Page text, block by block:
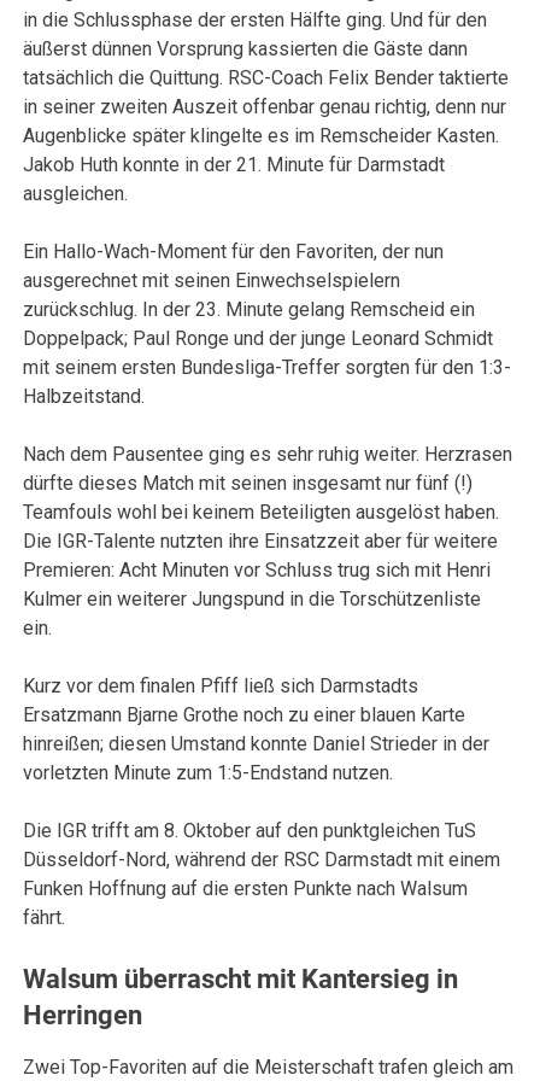
in die Schlussphase der ersten Hälfte ging. Und für den
äußerst dünnen Vorsprung kassierten die Gäste dann
tatsächlich die Quittung. RSC-Coach Felix Bender taktierte
in seiner zweiten Auszeit offenbar genau richtig, denn nur
Augenblicke später klingelte es im Remscheider Kasten.
Jakob Huth konnte in der 21. Minute für Darmstadt
ausgleichen.
Ein Hallo-Wach-Moment für den Favoriten, der nun
ausgerechnet mit seinen Einwechselspielern
zurückschlug. In der 23. Minute gelang Remscheid ein
Doppelpack; Paul Ronge und der junge Leonard Schmidt
mit seinem ersten Bundesliga-Treffer sorgten für den 1:3-
Halbzeitstand.
Nach dem Pausentee ging es sehr ruhig weiter. Herzrasen
dürfte dieses Match mit seinen insgesamt nur fünf (!)
Teamfouls wohl bei keinem Beteiligten ausgelöst haben.
Die IGR-Talente nutzten ihre Einsatzzeit aber für weitere
Premieren: Acht Minuten vor Schluss trug sich mit Henri
Kulmer ein weiterer Jungspund in die Torschützenliste
ein.
Kurz vor dem finalen Pfiff ließ sich Darmstadts
Ersatzmann Bjarne Grothe noch zu einer blauen Karte
hinreißen; diesen Umstand konnte Daniel Strieder in der
vorletzten Minute zum 1:5-Endstand nutzen.
Die IGR trifft am 8. Oktober auf den punktgleichen TuS
Düsseldorf-Nord, während der RSC Darmstadt mit einem
Funken Hoffnung auf die ersten Punkte nach Walsum
fährt.
Walsum überrascht mit Kantersieg in
Herringen
Zwei Top-Favoriten auf die Meisterschaft trafen gleich am